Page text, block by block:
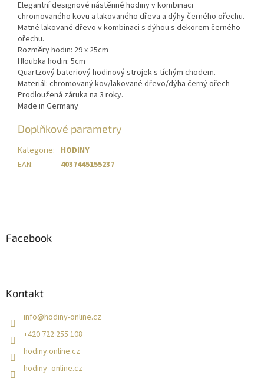
Elegantní designové nástěnné hodiny v kombinaci
chromovaného kovu a lakovaného dřeva a dýhy černého ořechu.
Matné lakované dřevo v kombinaci s dýhou s dekorem černého
ořechu.
Rozměry hodin: 29 x 25cm
Hloubka hodin: 5cm
Quartzový bateriový hodinový strojek s tíchým chodem.
Materiál: chromovaný kov/lakované dřevo/dýha černý ořech
Prodloužená záruka na 3 roky.
Made in Germany
Doplňkové parametry
Kategorie: HODINY
EAN: 4037445155237
Facebook
Kontakt
info@hodiny-online.cz
+420 722 255 108
hodiny.online.cz
hodiny_online.cz